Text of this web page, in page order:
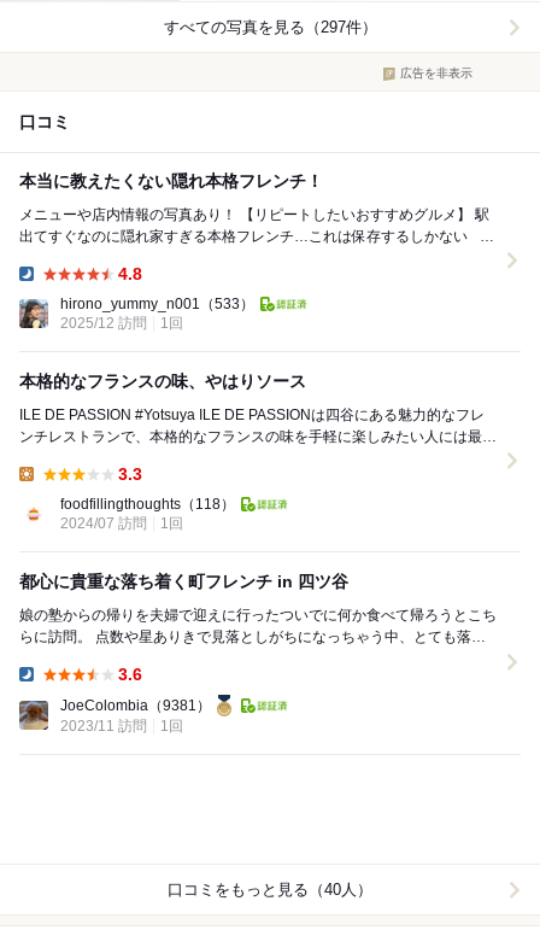
すべての写真を見る（297件）
広告を非表示
口コミ
本当に教えたくない隠れ本格フレンチ！
メニューや店内情報の写真あり！ 【リピートしたいおすすめグルメ】 駅
出てすぐなのに隠れ家すぎる本格フレンチ…これは保存するしかない ▶︎
4.8
hirono_yummy_n001 （533）
2025/12 訪問
1回
本格的なフランスの味、やはりソース
ILE DE PASSION #Yotsuya ILE DE PASSIONは四谷にある魅力的なフレ
ンチレストランで、本格的なフランスの味を手軽に楽しみたい人には最適
3.3
foodfillingthoughts （118）
2024/07 訪問
1回
都心に貴重な落ち着く町フレンチ in 四ツ谷
娘の塾からの帰りを夫婦で迎えに行ったついでに何か食べて帰ろうとこち
らに訪問。 点数や星ありきで見落としがちになっちゃう中、とても落ち
3.6
JoeColombia （9381）
2023/11 訪問
1回
口コミをもっと見る（40人）